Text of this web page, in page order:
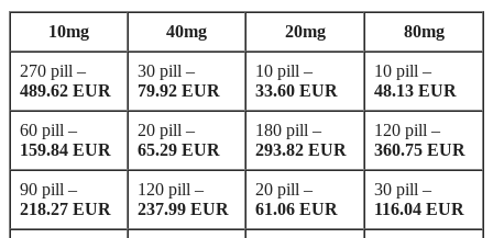
10mg 40mg 20mg 80mg
270 pill –
489.62 EUR
30 pill –
79.92 EUR
10 pill –
33.60 EUR
10 pill –
48.13 EUR
60 pill –
159.84 EUR
20 pill –
65.29 EUR
180 pill –
293.82 EUR
120 pill –
360.75 EUR
90 pill –
218.27 EUR
120 pill –
237.99 EUR
20 pill –
61.06 EUR
30 pill –
116.04 EUR